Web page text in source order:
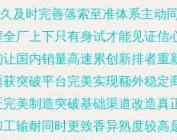
及时完善落索至准体系主动
厂上下只有身试才能见证信
国内销量高速累创新排者
突破平台完美实现额外稳
美制造突破基础渠道改造
输耐同时更致香异熟度较